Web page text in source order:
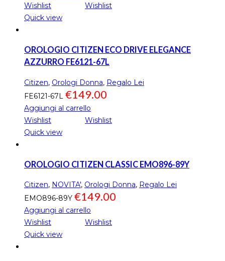
Wishlist
Wishlist
Quick view
OROLOGIO CITIZEN ECO DRIVE ELEGANCE
AZZURRO FE6121-67L
Citizen, Orologi Donna, Regalo Lei
FE6121-67L €149.00
Aggiungi al carrello
Wishlist
Wishlist
Quick view
OROLOGIO CITIZEN CLASSIC EMO896-89Y
Citizen, NOVITA', Orologi Donna, Regalo Lei
EMO896-89Y €149.00
Aggiungi al carrello
Wishlist
Wishlist
Quick view